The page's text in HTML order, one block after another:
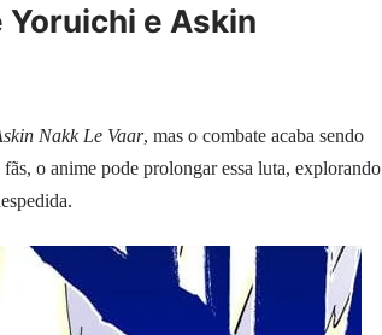
e Askin
Nakk Le Vaar, mas o combate acaba sendo
o anime pode prolongar essa luta, explorando